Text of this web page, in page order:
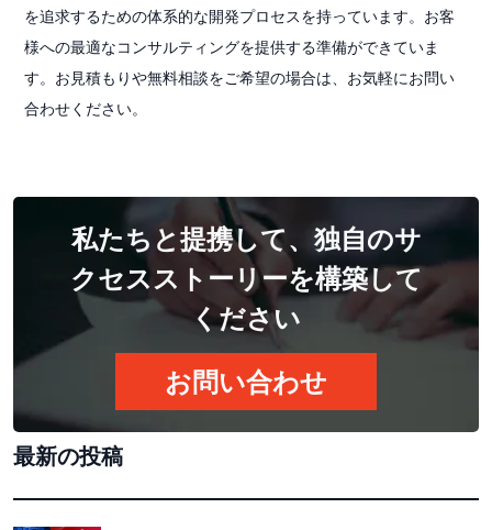
を追求するための体系的な開発プロセスを持っています。お客
様への最適なコンサルティングを提供する準備ができていま
す。お見積もりや無料相談をご希望の場合は、お気軽にお問い
合わせください。
私たちと提携して、独自のサ
クセスストーリーを構築して
ください
お問い合わせ
最新の投稿